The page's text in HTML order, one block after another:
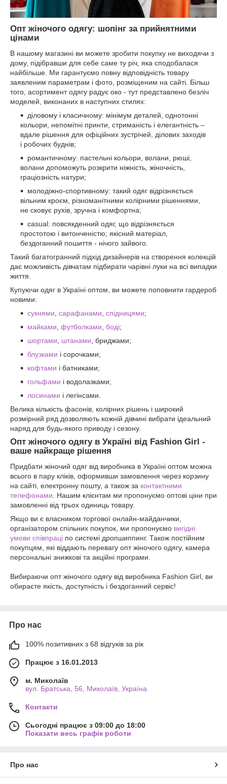
Опт жіночого одягу: шопінг за прийнятними
цінами
В нашому магазині ви можете зробити покупку не виходячи з
дому, підібравши для себе саме ту річ, яка сподобалася
найбільше. Ми гарантуємо повну відповідність товару
заявленим параметрам і фото, розміщеним на сайті. Більш
того, асортимент одягу радує око - тут представлено безліч
моделей, виконаних в наступних стилях:
діловому і класичному: мінімум деталей, однотонні
кольори, непомітні принти, стриманість і елегантність –
вдале рішення для офіційних зустрічей, ділових заходів
і робочих буднів;
романтичному: пастельні кольори, волани, рюші,
волани допоможуть розкрити ніжність, жіночність,
граціозність натури;
молодіжно-спортивному: такий одяг відрізняється
вільним кроєм, різноманітними колірними рішеннями,
не сковує рухів, зручна і комфортна;
casual: повсякденний одяг, що відрізняється
простотою і витонченістю; якісний матеріал,
бездоганний пошиття - нічого зайвого.
Такий багатогранний підхід дизайнерів на створення колекцій
дає можливість дівчатам підбирати чарівні луки на всі випадки
життя.
Купуючи одяг в Україні оптом, ви можете поповнити гардероб
новими:
сукнями сарафанами спідницями;
майками футболками боді;
шортами
штанами , бриджами;
блузками і сорочками;
кофтами і батниками;
гольфами і водолазками;
лосинами і легінсами.
Велика кількість фасонів, колірних рішень і широкий
розмірний ряд дозволяють кожній дівчині вибрати ідеальний
наряд для будь-якого приводу і сезону.
Опт жіночого одягу в Україні від Fashion Girl -
ваше найкраще рішення
Придбати жіночий одяг від виробника в Україні оптом можна
всього в пару кліків, оформивши замовлення через корзину
на сайті, електронну пошту, а також за контактними
телефонами . Нашим клієнтам ми пропонуємо оптові ціни при
замовленні від трьох одиниць товару.
Якщо ви є власником торгової онлайн-майданчики,
організатором спільних покупок, ми пропонуємо вигідні
умови співпраці по системі дропшиппинг. Також постійним
покупцям, які віддають перевагу опт жіночого одягу, камера
персональні знижкові та акційні програми.
Вибираючи опт жіночого одягу від виробника Fashion Girl, ви
обираєте якість, доступність і бездоганний сервіс!
Про нас
100% позитивних з 68 відгуків за рік
Працює з 16.01.2013
м. Миколаїв
вул. Братська, 56, Миколаїв, Україна
Контакти
Сьогодні працює з 09:00 до 18:00
Показати весь графік роботи
Про нас